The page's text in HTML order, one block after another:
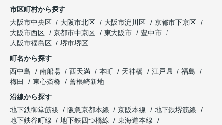
市区町村から探す
大阪市中央区
大阪市北区 大阪市淀川区
京都市下京区
大阪市西区
京都市中京区 東大阪市
豊中市
大阪市福島区
堺市堺区
町名から探す
西中島
南船場 西天満 本町 天神橋 江戸堀
福島
梅田
東心斎橋
曾根崎新地
沿線から探す
地下鉄御堂筋線
阪急京都本線 京阪本線
地下鉄堺筋線
地下鉄谷町線
地下鉄四つ橋線
東海道本線